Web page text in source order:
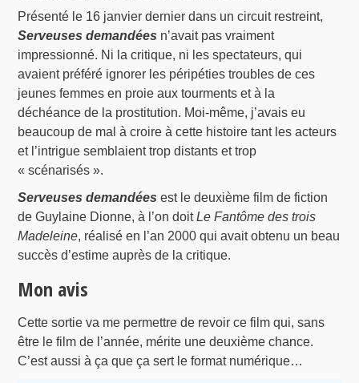
Présenté le 16 janvier dernier dans un circuit restreint,
Serveuses demandées n’avait pas vraiment
impressionné. Ni la critique, ni les spectateurs, qui
avaient préféré ignorer les péripéties troubles de ces
jeunes femmes en proie aux tourments et à la
déchéance de la prostitution. Moi-même, j’avais eu
beaucoup de mal à croire à cette histoire tant les acteurs
et l’intrigue semblaient trop distants et trop
« scénarisés ».
Serveuses demandées est le deuxième film de fiction
de Guylaine Dionne, à l’on doitLe Fantôme des trois
Madeleine, réalisé en l’an 2000 qui avait obtenu un beau
succès d’estime auprès de la critique.
Mon avis
Cette sortie va me permettre de revoir ce film qui, sans
être le film de l’année, mérite une deuxième chance.
C’est aussi à ça que ça sert le format numérique…